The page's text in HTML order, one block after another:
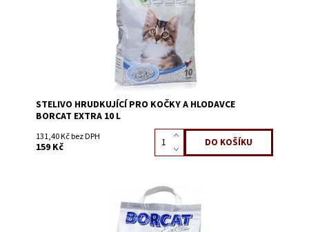
STELIVO HRUDKUJÍCÍ PRO KOČKY A HLODAVCE
BORCAT EXTRA 10 L
131,40 Kč bez DPH
159 Kč
Skladem 8
55007